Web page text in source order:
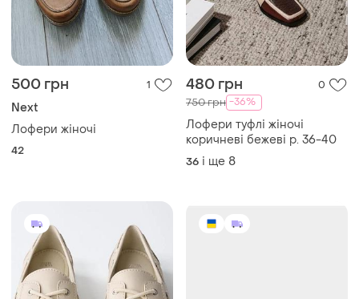
500 грн 1
Next
Лофери жіночі
42
480 грн 0
750 грн -36%
Лофери туфлі жіночі
коричневі бежеві р. 36-40
36 і ще 8